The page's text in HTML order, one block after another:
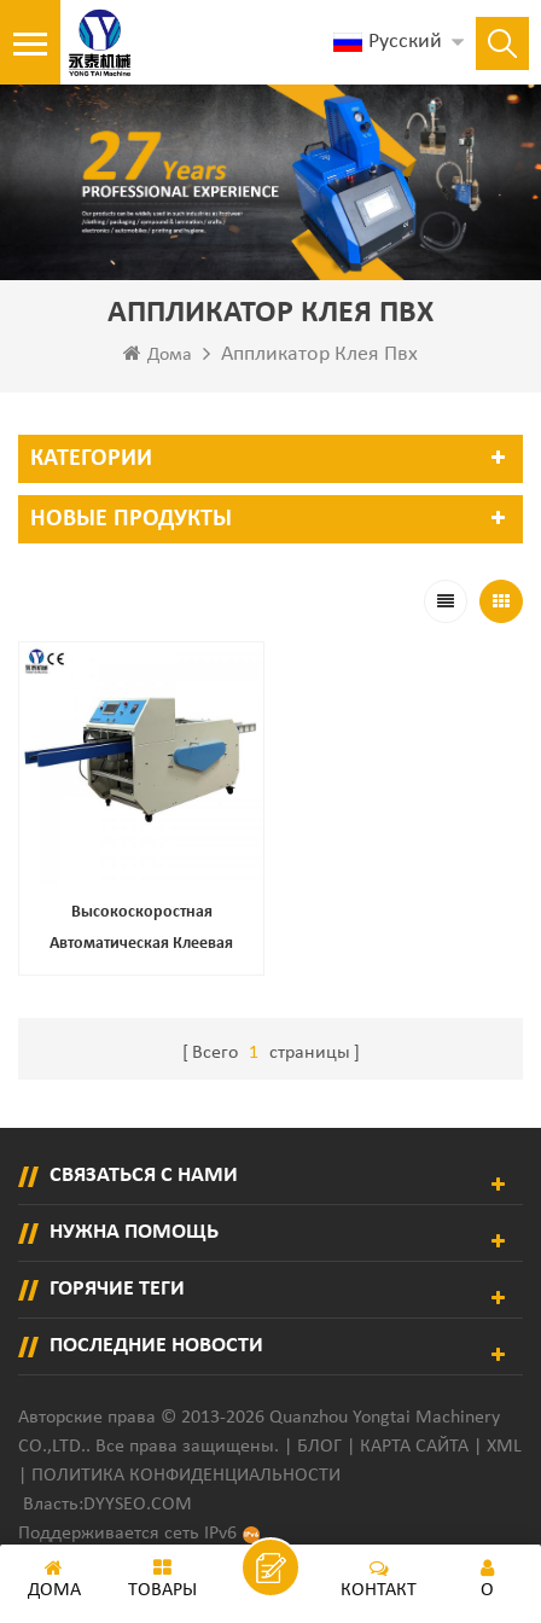
Русский
АППЛИКАТОР КЛЕЯ ПВХ
Дома Аппликатор Клея Пвх
КАТЕГОРИИ
НОВЫЕ ПРОДУКТЫ
Высокоскоростная
Автоматическая Клеевая
Всего 1 страницы
СВЯЗАТЬСЯ С НАМИ
НУЖНА ПОМОЩЬ
ГОРЯЧИЕ ТЕГИ
ПОСЛЕДНИЕ НОВОСТИ
Авторские права © 2013-2026 Quanzhou Yongtai Machinery
CO.,LTD.. Все права защищены. | БЛОГ КАРТА САЙТА
XML
ПОЛИТИКА КОНФИДЕНЦИАЛЬНОСТИ
Власть:DYYSEO.COM
Поддерживается сеть IPv6
ДОМА ТОВАРЫ О
КОНТАКТ